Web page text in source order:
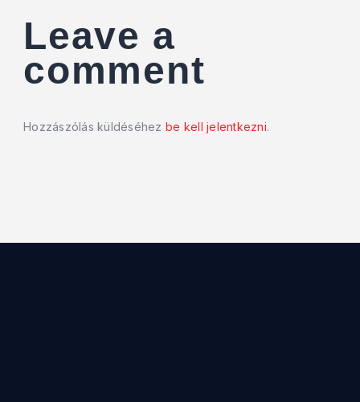
Leave a
comment
Hozzászólás küldéséhez be kell jelentkezni.